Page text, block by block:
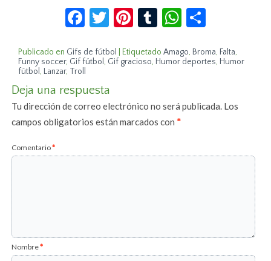
Facebook
Twitter
Pinterest
TumblrWhatsApp
Publicado en Gifs de fútbol Etiquetado Amago, Broma, Falta,
Funny soccer, Gif fútbol, Gif gracioso, Humor deportes, Humor
fútbol, Lanzar, Troll
Deja una respuesta
Tu dirección de correo electrónico no será publicada. Los
campos obligatorios están marcados con*
Comentario*
Nombre*